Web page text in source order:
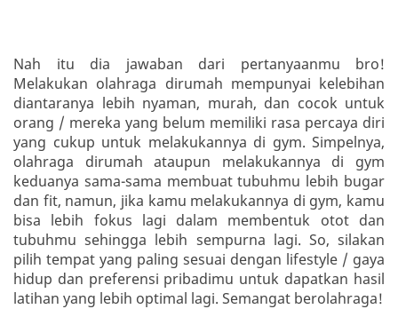
Nah itu dia jawaban dari pertanyaanmu bro!
Melakukan olahraga dirumah mempunyai kelebihan
diantaranya lebih nyaman, murah, dan cocok untuk
orang / mereka yang belum memiliki rasa percaya diri
yang cukup untuk melakukannya di gym. Simpelnya,
olahraga dirumah ataupun melakukannya di gym
keduanya sama-sama membuat tubuhmu lebih bugar
dan fit, namun, jika kamu melakukannya di gym, kamu
bisa lebih fokus lagi dalam membentuk otot dan
tubuhmu sehingga lebih sempurna lagi. So, silakan
pilih tempat yang paling sesuai dengan lifestyle / gaya
hidup dan preferensi pribadimu untuk dapatkan hasil
latihan yang lebih optimal lagi. Semangat berolahraga!